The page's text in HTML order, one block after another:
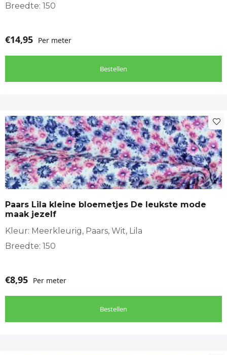
bescherming tegen de elementen met deze
shell stof met ruimte design. Een perfecte mix van
stijl, comfort en functionaliteit!
leuke jas maken Klik hier
https://makomastoffen.nl/product/waterafstotende-soft-shell-
stof-met-ruimte-design/
Breedte: 150
€14,95 Per meter
Bestellen
Paars Lila kleine bloemetjes De leukste mode
maak jezelf
Kleur: Meerkleurig, Paars, Wit, Lila
Breedte: 150
€8,95 Per meter
Bestellen